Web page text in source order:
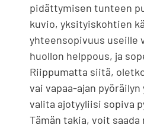
pidättymisen tunteen
kuvio, yksityiskohtien
yhteensopivuus useille
huollon helppous, ja
Riippumatta siitä,
vai vapaa-ajan
valita ajotyyliisi sopiva
Tämän takia, voit